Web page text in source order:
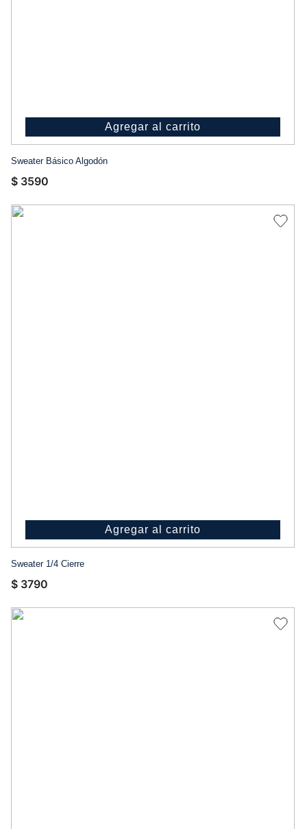
Agregar al carrito
Sweater Básico Algodón
$ 3590
Agregar al carrito
Sweater 1/4 Cierre
$ 3790